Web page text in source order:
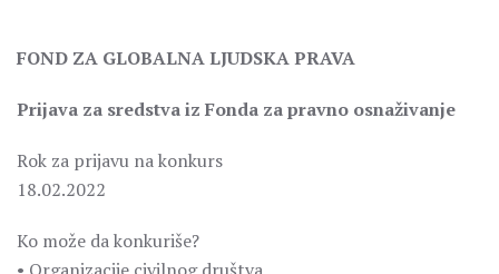
FOND ZA GLOBALNA LJUDSKA PRAVA
Prijava za sredstva iz Fonda za pravno osnaživanje
Rok za prijavu na konkurs
18.02.2022
Ko može da konkuriše?